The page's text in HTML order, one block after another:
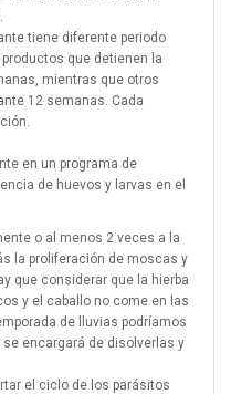
tiene diferente periodo
que detienen la
mientras que otros
12 semanas. Cada
en un programa de
de huevos y larvas en el
o al menos 2 veces a la
la proliferación de moscas y
que considerar que la hierba
y el caballo no come en las
de lluvias podríamos
encargará de disolverlas y
el ciclo de los parásitos